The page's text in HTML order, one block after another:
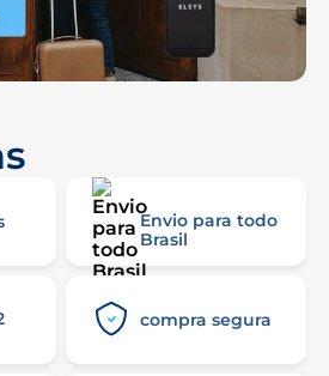
Envio para todo
Brasil
compra segura